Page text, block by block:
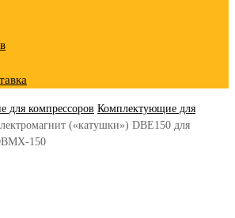
для компрессоров Комплектующие для
(«катушки») DBE150 для
150